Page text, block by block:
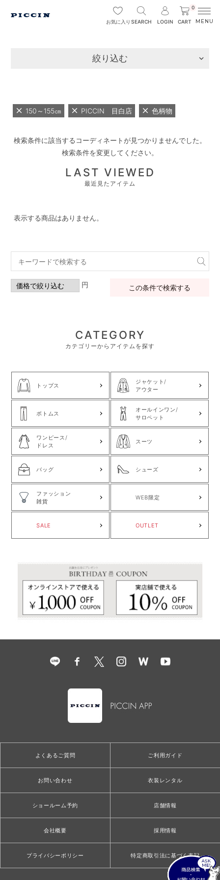
お気に入り SEARCH LOGIN
0
CART
絞り込む
150～155㎝ PICCIN 目白店 色柄物
検索条件に該当するコーディネートが見つかりませんでした。
検索条件を変更してください。
LAST VIEWED
最近見たアイテム
表示する商品はありません。
円 この条件で検索する
CATEGORY
カテゴリーからアイテムを探す
トップス
ジャケット/
アウター
ボトムス
オールインワン/
サロペット
ワンピース/
ドレス
スーツ
バッグ シューズ
ファッション
雑貨
WEB限定
SALE OUTLET
よくあるご質問 ご利用ガイド
お問い合わせ 衣装レンタル
ショールーム予約 店舗情報
会社概要 採用情報
プライバシーポリシー 特定商取引法に基づく表記